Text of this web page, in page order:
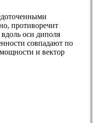
противоречит
оси диполя
совпадают по
и вектор